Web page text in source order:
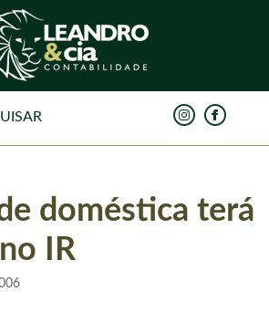
doméstica terá
IR